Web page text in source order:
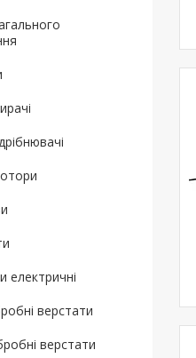
електричні
верстати
верстати